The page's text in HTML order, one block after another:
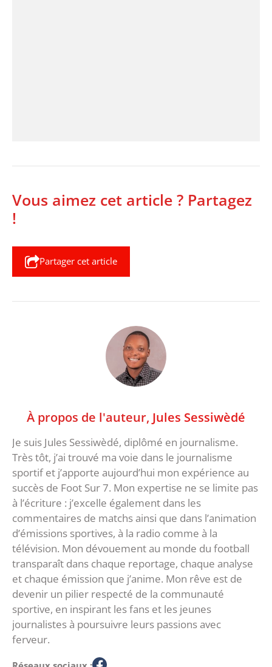
Vous aimez cet article ? Partagez
!
Partager cet article
À propos de l'auteur, Jules Sessiwèdé
Je suis Jules Sessiwèdé, diplômé en journalisme.
Très tôt, j’ai trouvé ma voie dans le journalisme
sportif et j’apporte aujourd’hui mon expérience au
succès de Foot Sur 7. Mon expertise ne se limite pas
à l’écriture : j’excelle également dans les
commentaires de matchs ainsi que dans l’animation
d’émissions sportives, à la radio comme à la
télévision. Mon dévouement au monde du football
transparaît dans chaque reportage, chaque analyse
et chaque émission que j’anime. Mon rêve est de
devenir un pilier respecté de la communauté
sportive, en inspirant les fans et les jeunes
journalistes à poursuivre leurs passions avec
ferveur.